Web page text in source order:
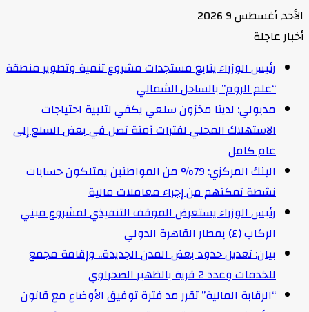
الأحد, أغسطس 9 2026
أخبار عاجلة
رئيس الوزراء يتابع مستجدات مشروع تنمية وتطوير منطقة
“علم الروم” بالساحل الشمالي
مدبولي: لدينا مخزون سلعي يكفي لتلبية احتياجات
الاستهلاك المحلي لفترات آمنة تصل في بعض السلع إلى
عام كامل
البنك المركزي: 79% من المواطنين يمتلكون حسابات
نشطة تمكنهم من إجراء معاملات مالية
رئيس الوزراء يستعرض الموقف التنفيذي لمشروع مبني
الركاب (٤) بمطار القاهرة الدولي
بيان: تعديل حدود بعض المدن الجديدة.. وإقامة مجمع
للخدمات وعدد 2 قرية بالظهير الصحراوي
“الرقابة المالية” تقرر مد فترة توفيق الأوضاع مع قانون